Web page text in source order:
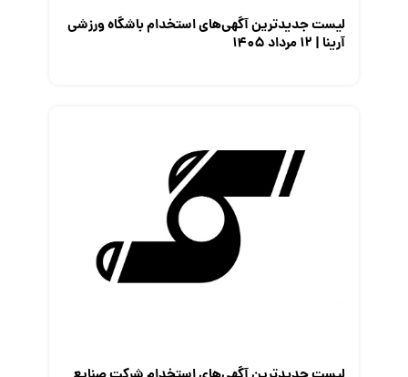
لیست جدیدترین آگهی‌های استخدام باشگاه ورزشی
آرینا | ۱۲ مرداد ۱۴۰۵